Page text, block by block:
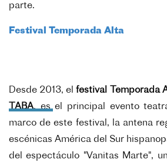
parte.
Festival Temporada Alta
Desde 2013, elfestival Temporada
TABA, es el principal evento
marco de este festival, la antena
escénicas América del Sur
del espectáculo "Vanitas Marte",